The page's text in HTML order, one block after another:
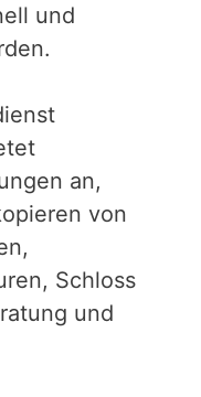
und
an,
von
Schloss
und